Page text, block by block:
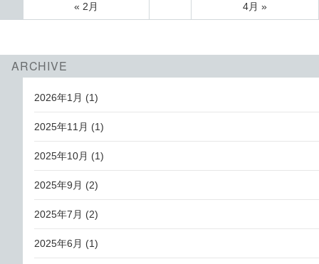
« 2月 4月 »
ARCHIVE
2026年1月 (1)
2025年11月 (1)
2025年10月 (1)
2025年9月 (2)
2025年7月 (2)
2025年6月 (1)